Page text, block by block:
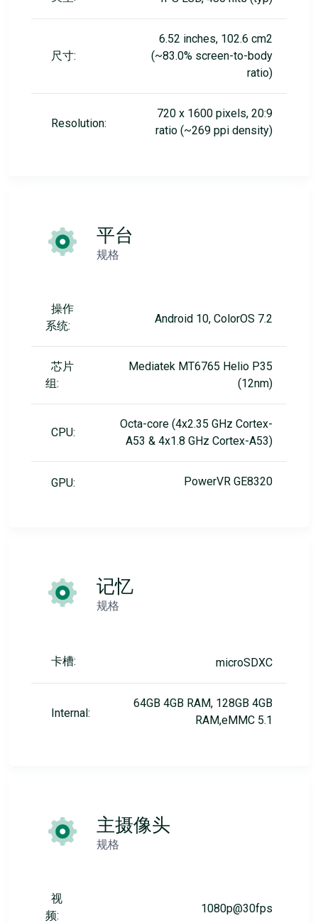
尺寸:
6.52 inches, 102.6 cm2
(~83.0% screen-to-body
ratio)
Resolution:
720 x 1600 pixels, 20:9
ratio (~269 ppi density)
平台
规格
操作
系统:
Android 10, ColorOS 7.2
芯片
组:
Mediatek MT6765 Helio P35
(12nm)
CPU:
Octa-core (4x2.35 GHz Cortex-
A53 & 4x1.8 GHz Cortex-A53)
GPU: PowerVR GE8320
记忆
规格
卡槽: microSDXC
Internal:
64GB 4GB RAM, 128GB 4GB
RAM,eMMC 5.1
主摄像头
规格
视
频:
1080p@30fps